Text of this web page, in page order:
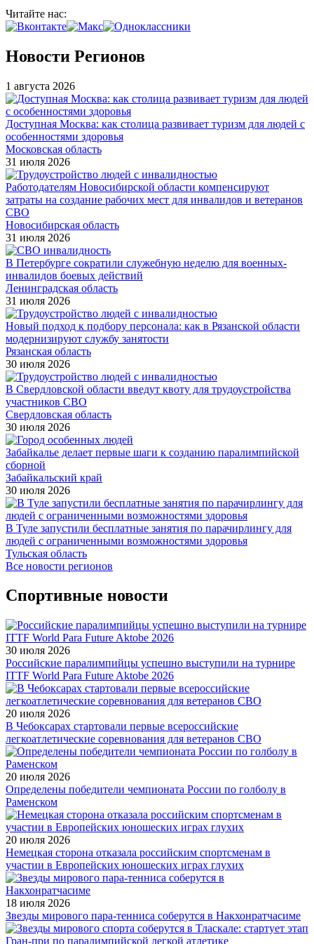
Читайте нас:
Новости Регионов
1 августа 2026
Доступная Москва: как столица развивает туризм для людей с
особенностями здоровья
Московская область
31 июля 2026
Работодателям Новосибирской области компенсируют
затраты на создание рабочих мест для инвалидов и ветеранов
СВО
Новосибирская область
31 июля 2026
В Петербурге сократили служебную неделю для военных-
инвалидов боевых действий
Ленинградская область
31 июля 2026
Новый подход к подбору персонала: как в Рязанской области
модернизируют службу занятости
Рязанская область
30 июля 2026
В Свердловской области введут квоту для трудоустройства
участников СВО
Свердловская область
30 июля 2026
Забайкалье делает первые шаги к созданию паралимпийской
сборной
Забайкальский край
30 июля 2026
В Туле запустили бесплатные занятия по парачирлингу для
людей с ограниченными возможностями здоровья
Тульская область
Все новости регионов
Спортивные новости
30 июля 2026
Российские паралимпийцы успешно выступили на турнире
ITTF World Para Future Aktobe 2026
20 июля 2026
В Чебоксарах стартовали первые всероссийские
легкоатлетические соревнования для ветеранов СВО
20 июля 2026
Определены победители чемпионата России по голболу в
Раменском
20 июля 2026
Немецкая сторона отказала российским спортсменам в
участии в Европейских юношеских играх глухих
18 июля 2026
Звезды мирового пара-тенниса соберутся в Накхонратчасиме